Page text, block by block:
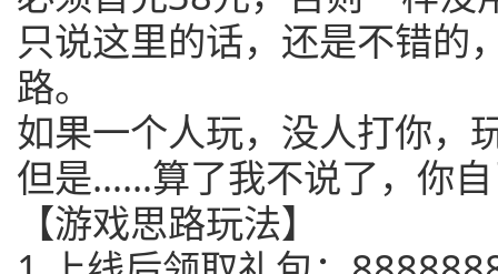
只说这里的话，还是不错的
路。
如果一个人玩，没人打你，
但是……算了我不说了，你
【游戏思路玩法】